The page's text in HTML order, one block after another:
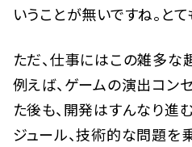
いうことが無いですね。とて
ただ、仕事にはこの雑多な
例えば、ゲームの演出コン
た後も、開発はすんなり進
ジュール、技術的な問題を